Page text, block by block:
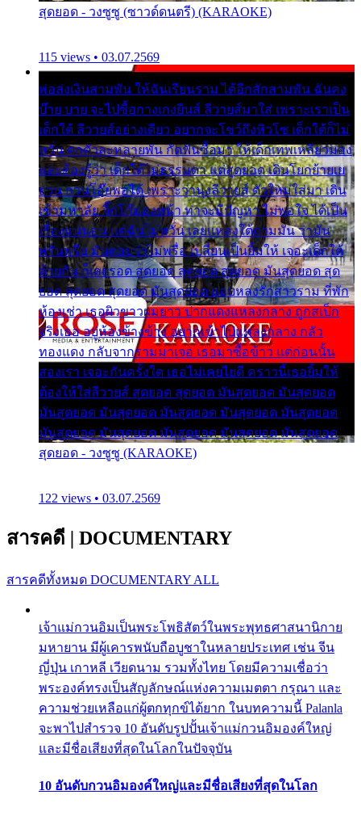
สุดยอด - วงซูซู (ซาวด์ดนตรี) (KARAOKE)
115 views • 03.07.2569
พ่อส่งเงินสามพัน ให้ฉันเรียนราม ได้อีกสักสามพัน ฉันคง
บ๊าย บาย จะไปซื้อกางเกงยีนส์ ลีวายส์มาใส่ เพราะเราเป็น
เด็กใต้ ลีวายส์อย่างเดียว อยากจะโชว์ถึงหิวโซ เด็กใต้ก็ไม่
หวั่น ตกตัวละหลายพัน กัดฟันซื้อมา ให้เด็กเทพเหลียวมอง
และต้องรู้ว่า เด็กใต้ไม่ธรรมดา แต่สุดยอด เดินโยกย้ายเย
ยวน กวนโอ๊ยพอได้ เพราะว่านุ่งลีวายส์ ตัวใหม่ใส่มา เดิน
เข้ามหาลัย จิ๊กโก๊มองหน้า ท่าจะมีปัญหา ไม่พอใจ ได้เป็น
เรื่องแน่นอน แต่ฉันไม่หวั่น เลยแหลงใต้ถามมัน ว่ามัน
พรั่นพรือ มันตอบว่าไม่พรื่อ เปลี่ยนเป็นยิ้มให้ เจอะเด็กใต้
ด้วยกัน ก็เลยรอด สุดยอด สุดยอด สุดยอด มันสุดยอด สุด
ยอด สุดยอด สุดยอด มันสุดยอด แอบหลงรักสาวราม ที่พัก
ห้องเช่า เธอผิวขาวผมยาว ปากแดงแหลงกลาง ถูกสเป็ก
จริงเธอ อยู่ห้องข้างข้าง อยากเข้าไปแหลงกลาง กลัว
ทองแดง กลับจากรามมาเจอ เธอมาซื้อข้าว แต่ก่อนนั้น
สองเรา เจอะกันครั้งใด เธอไม่เคยไยดี คราวนี้เธอยิ้มให้
ต้องให้ใส่ลีวายส์ สุดยอด สุดยอด มันสุดยอด มันสุดยอด
มันสุดยอด มันสุดยอด มันสุดยอด มันสุดยอด มันสุดยอด
มันสุดยอด มันสุดยอด มันสุดยอด มันสุดยอด มันสุดยอด
สุดยอด - วงซูซู (KARAOKE)
122 views • 03.07.2569
สารคดี | DOCUMENTARY
สารคดีทั้งหมด DOCUMENTARY ALL
เจ้าแม่กวนอิมเป็นพระโพธิสัตว์ในพระพุทธศาสนานิกาย
มหายาน มีผู้เคารพนับถือบูชาในหลายประเทศ เช่น จีน
ญี่ปุ่น เกาหลี เวียดนาม รวมทั้งไทย โดยมีความเชื่อว่า
พระองค์ทรงเป็นสัญลักษณ์แห่งความเมตตา กรุณา และ
ความช่วยเหลือแก่ผู้ตกทุกข์ได้ยาก ในบทความนี้ Palanla
จะพาไปสำรวจ 10 อันดับรูปปั้นเจ้าแม่กวนอิมองค์ใหญ่
และมีชื่อเสียงที่สุดในโลกในปัจจุบัน
10 อันดับกวนอิมองค์ใหญ่และมีชื่อเสียงที่สุดในโลก